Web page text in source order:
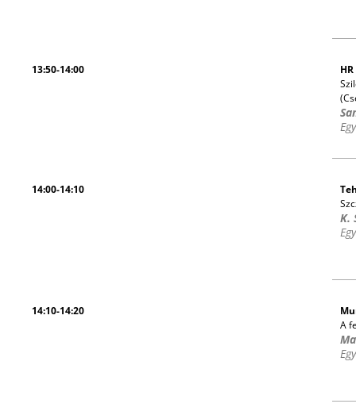
13:50-14:00
14:00-14:10
K.
14:10-14:20
A